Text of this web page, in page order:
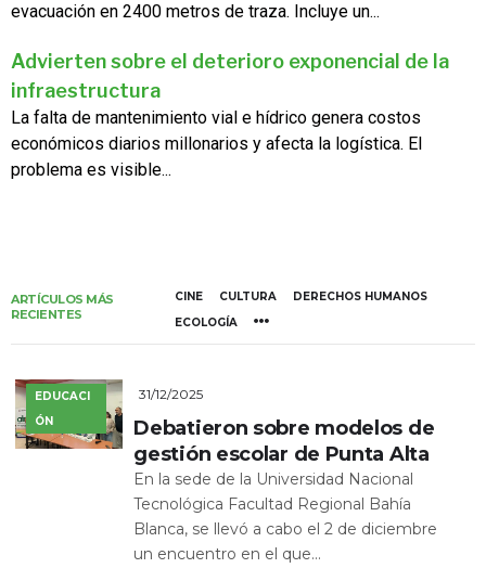
evacuación en 2400 metros de traza. Incluye un...
Advierten sobre el deterioro exponencial de la
infraestructura
La falta de mantenimiento vial e hídrico genera costos
económicos diarios millonarios y afecta la logística. El
problema es visible...
ARTÍCULOS MÁS
RECIENTES
CINE CULTURA
DERECHOS HUMANOS
ECOLOGÍA
EDUCACI
ÓN
31/12/2025
Debatieron sobre modelos de
gestión escolar de Punta Alta
En la sede de la Universidad Nacional
Tecnológica Facultad Regional Bahía
Blanca, se llevó a cabo el 2 de diciembre
un encuentro en el que...